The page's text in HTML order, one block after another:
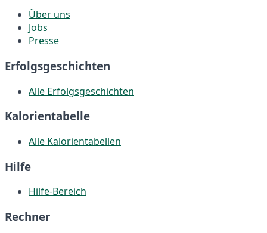
Über uns
Jobs
Presse
Erfolgsgeschichten
Alle Erfolgsgeschichten
Kalorientabelle
Alle Kalorientabellen
Hilfe
Hilfe-Bereich
Rechner